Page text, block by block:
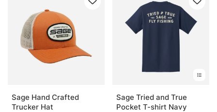
Sage Hand Crafted
Trucker Hat
Sage Tried and True
Pocket T-shirt Navy